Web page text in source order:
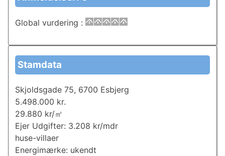
Global vurdering :
Stamdata
Skjoldsgade 75, 6700 Esbjerg
5.498.000 kr.
29.880 kr/㎡
Ejer Udgifter: 3.208 kr/mdr
huse-villaer
Energimærke: ukendt